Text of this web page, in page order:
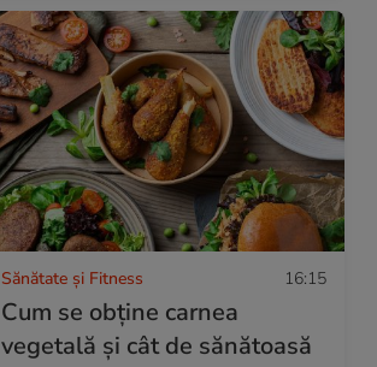
Sănătate și Fitness 16:15
Cum se obţine carnea
vegetală şi cât de sănătoasă